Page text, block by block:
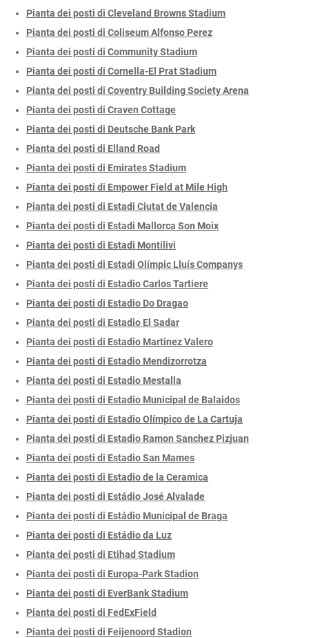
Pianta dei posti di Cleveland Browns Stadium
Pianta dei posti di Coliseum Alfonso Perez
Pianta dei posti di Community Stadium
Pianta dei posti di Cornella-El Prat Stadium
Pianta dei posti di Coventry Building Society Arena
Pianta dei posti di Craven Cottage
Pianta dei posti di Deutsche Bank Park
Pianta dei posti di Elland Road
Pianta dei posti di Emirates Stadium
Pianta dei posti di Empower Field at Mile High
Pianta dei posti di Estadi Ciutat de Valencia
Pianta dei posti di Estadi Mallorca Son Moix
Pianta dei posti di Estadi Montilivi
Pianta dei posti di Estadi Olímpic Lluís Companys
Pianta dei posti di Estadio Carlos Tartiere
Pianta dei posti di Estadio Do Dragao
Pianta dei posti di Estadio El Sadar
Pianta dei posti di Estadio Martinez Valero
Pianta dei posti di Estadio Mendizorrotza
Pianta dei posti di Estadio Mestalla
Pianta dei posti di Estadio Municipal de Balaidos
Pianta dei posti di Estadio Olímpico de La Cartuja
Pianta dei posti di Estadio Ramon Sanchez Pizjuan
Pianta dei posti di Estadio San Mames
Pianta dei posti di Estadio de la Ceramica
Pianta dei posti di Estádio José Alvalade
Pianta dei posti di Estádio Municipal de Braga
Pianta dei posti di Estádio da Luz
Pianta dei posti di Etihad Stadium
Pianta dei posti di Europa-Park Stadion
Pianta dei posti di EverBank Stadium
Pianta dei posti di FedExField
Pianta dei posti di Feijenoord Stadion